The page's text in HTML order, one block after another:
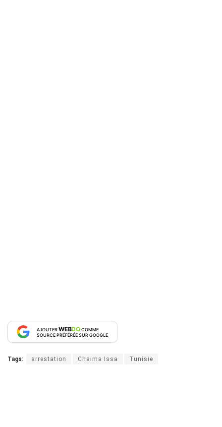
AJOUTERWEBDOCOMME
SOURCE PRÉFÉRÉE SUR GOOGLE
Tags: arrestation Chaima Issa Tunisie